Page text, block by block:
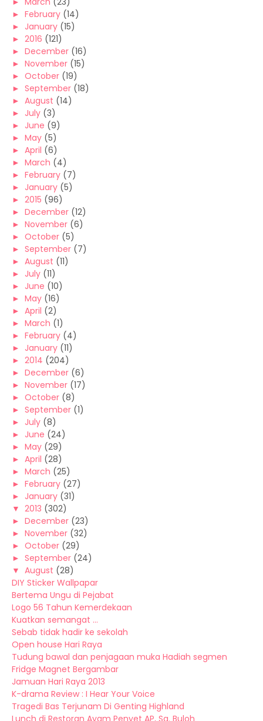
► February (14)
► January (15)
► 2016 (121)
► December (16)
► November (15)
► October (19)
► September (18)
► August (14)
► July (3)
► June (9)
► May (5)
► April (6)
► March (4)
► February (7)
► January (5)
► 2015 (96)
► December (12)
► November (6)
► October (5)
► September (7)
► August (11)
► July (11)
► June (10)
► May (16)
► April (2)
► March (1)
► February (4)
► January (11)
► 2014 (204)
► December (6)
► November (17)
► October (8)
► September (1)
► July (8)
► June (24)
► May (29)
► April (28)
► March (25)
► February (27)
► January (31)
▼ 2013 (302)
► December (23)
► November (32)
► October (29)
► September (24)
▼ August (28)
DIY Sticker Wallpapar
Bertema Ungu di Pejabat
Logo 56 Tahun Kemerdekaan
Kuatkan semangat ...
Sebab tidak hadir ke sekolah
Open house Hari Raya
Tudung bawal dan penjagaan muka Hadiah segmen
Fridge Magnet Bergambar
Jamuan Hari Raya 2013
K-drama Review : I Hear Your Voice
Tragedi Bas Terjunam Di Genting Highland
Lunch di Restoran Ayam Penyet AP, Sg. Buloh